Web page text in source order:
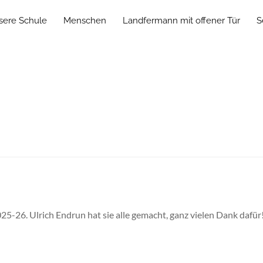
Schule Menschen Landfermann mit offener Tür
26. Ulrich Endrun hat sie alle gemacht, ganz vielen Dank